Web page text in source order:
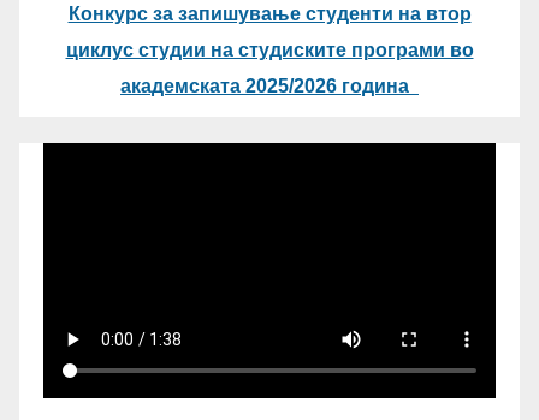
Конкурс за запишување студенти на втор
циклус студии на студиските програми во
академската 2025/2026 година